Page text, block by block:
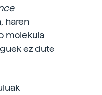
haren
molekula
ez dute